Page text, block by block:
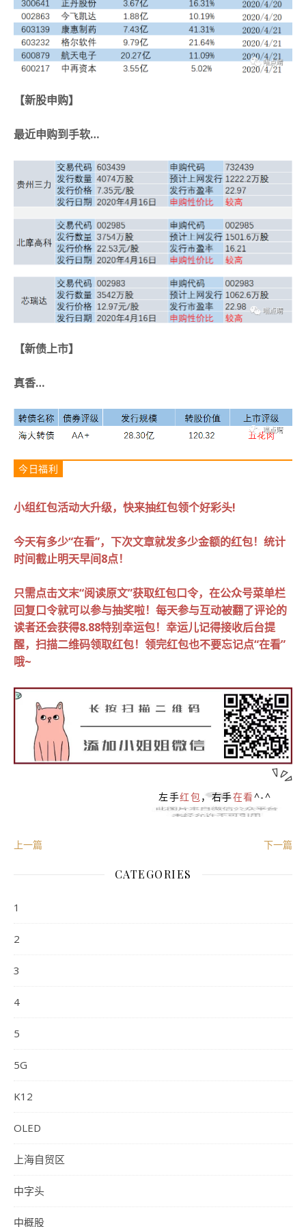
【新股申购】
最近申购到手软…
【新债上市】
真香…
今日福利
小组红包活动大升级，快来抽红包领个好彩头!
今天有多少“在看”，下次文章就发多少金额的红包！ 统计
时间截止明天早间8点！
只需点击文末“阅读原文”获取红包口令，在公众号菜单栏
回复口令就可以参与抽奖啦！ 每天参与互动被翻了评论的
读者还会获得8.88特别幸运包！ 幸运儿记得接收后台提
醒，扫描二维码领取红包！领完红包也不要忘记点“在看”
哦~
左手红包，右手在看^-^
上一篇 下一篇
CATEGORIES
1
2
3
4
5
5G
K12
OLED
上海自贸区
中字头
中概股